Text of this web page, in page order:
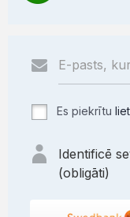
Es piekrītu
Identificē
(obligāti)